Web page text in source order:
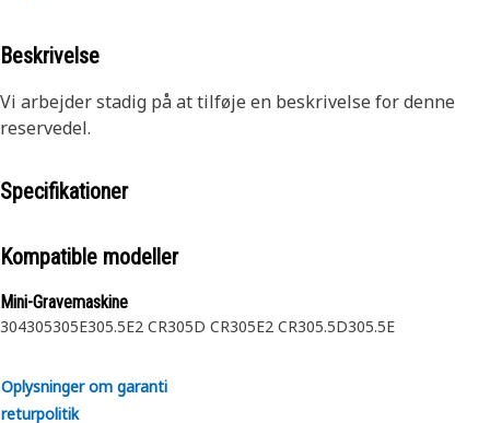
Beskrivelse
Vi arbejder stadig på at tilføje en beskrivelse for denne
reservedel.
Specifikationer
Kompatible modeller
Mini-Gravemaskine
304305305E305.5E2 CR305D CR305E2 CR305.5D305.5E
Oplysninger om garanti
returpolitik